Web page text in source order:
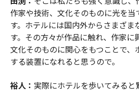
作家や技術、文化そのものに光を当
す。ホテルには国内外からさまざま
す。その方々が作品に触れ、作家に
文化そのものに関心をもつことで、
する装置になれると思うので。
裕人： 実際にホテルを歩いてみると